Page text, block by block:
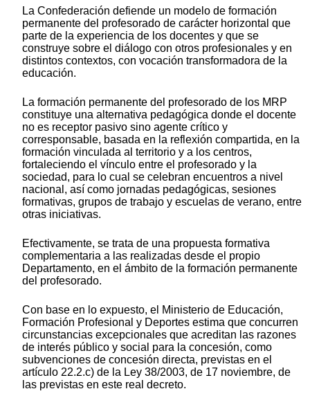
La Confederación defiende un modelo de formación
permanente del profesorado de carácter horizontal que
parte de la experiencia de los docentes y que se
construye sobre el diálogo con otros profesionales y en
distintos contextos, con vocación transformadora de la
educación.
La formación permanente del profesorado de los MRP
constituye una alternativa pedagógica donde el docente
no es receptor pasivo sino agente crítico y
corresponsable, basada en la reflexión compartida, en la
formación vinculada al territorio y a los centros,
fortaleciendo el vínculo entre el profesorado y la
sociedad, para lo cual se celebran encuentros a nivel
nacional, así como jornadas pedagógicas, sesiones
formativas, grupos de trabajo y escuelas de verano, entre
otras iniciativas.
Efectivamente, se trata de una propuesta formativa
complementaria a las realizadas desde el propio
Departamento, en el ámbito de la formación permanente
del profesorado.
Con base en lo expuesto, el Ministerio de Educación,
Formación Profesional y Deportes estima que concurren
circunstancias excepcionales que acreditan las razones
de interés público y social para la concesión, como
subvenciones de concesión directa, previstas en el
artículo 22.2.c) de la Ley 38/2003, de 17 noviembre, de
las previstas en este real decreto.